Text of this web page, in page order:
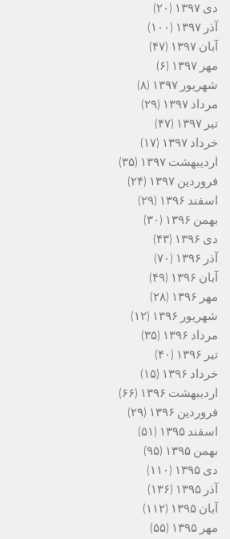
دی ۱۳۹۷
(۲۰)
آذر ۱۳۹۷
(۱۰۰)
آبان ۱۳۹۷
(۴۷)
مهر ۱۳۹۷
(۶)
شهریور ۱۳۹۷
(۸)
مرداد ۱۳۹۷
(۲۹)
تیر ۱۳۹۷
(۴۷)
خرداد ۱۳۹۷
(۱۷)
اردیبهشت ۱۳۹۷
(۳۵)
فروردین ۱۳۹۷
(۲۴)
اسفند ۱۳۹۶
(۲۹)
بهمن ۱۳۹۶
(۳۰)
دی ۱۳۹۶
(۴۳)
آذر ۱۳۹۶
(۷۰)
آبان ۱۳۹۶
(۴۹)
مهر ۱۳۹۶
(۲۸)
شهریور ۱۳۹۶
(۱۲)
مرداد ۱۳۹۶
(۳۵)
تیر ۱۳۹۶
(۴۰)
خرداد ۱۳۹۶
(۱۵)
اردیبهشت ۱۳۹۶
(۶۶)
فروردین ۱۳۹۶
(۲۹)
اسفند ۱۳۹۵
(۵۱)
بهمن ۱۳۹۵
(۹۵)
دی ۱۳۹۵
(۱۱۰)
آذر ۱۳۹۵
(۱۳۶)
آبان ۱۳۹۵
(۱۱۲)
مهر ۱۳۹۵
(۵۵)